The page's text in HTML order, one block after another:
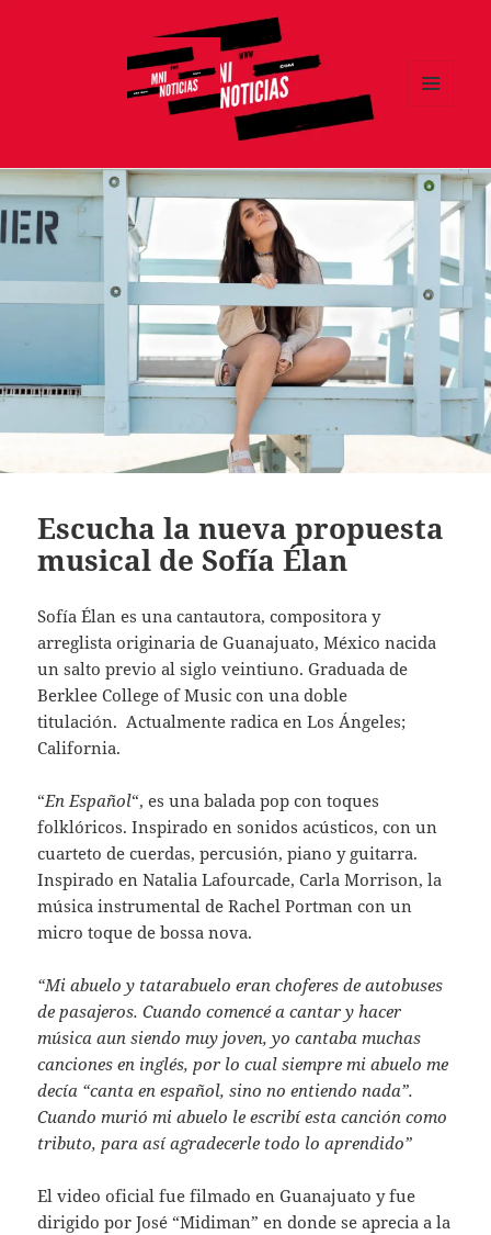
Escucha la nueva propuesta
musical de Sofía Élan
Sofía Élan es una cantautora, compositora y
arreglista originaria de Guanajuato, México nacida
un salto previo al siglo veintiuno. Graduada de
Berklee College of Music con una doble
titulación. Actualmente radica en Los Ángeles;
California.
“En Español“, es una balada pop con toques
folklóricos. Inspirado en sonidos acústicos, con un
cuarteto de cuerdas, percusión, piano y guitarra.
Inspirado en Natalia Lafourcade, Carla Morrison, la
música instrumental de Rachel Portman con un
micro toque de bossa nova.
“Mi abuelo y tatarabuelo eran choferes de autobuses
de pasajeros. Cuando comencé a cantar y hacer
música aun siendo muy joven, yo cantaba muchas
canciones en inglés, por lo cual siempre mi abuelo me
decía “canta en español, sino no entiendo nada”.
Cuando murió mi abuelo le escribí esta canción como
tributo, para así agradecerle todo lo aprendido”
El video oficial fue filmado en Guanajuato y fue
dirigido por José “Midiman” en donde se aprecia a la